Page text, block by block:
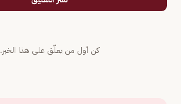
كن أول من يعلّق على هذا الخبر.